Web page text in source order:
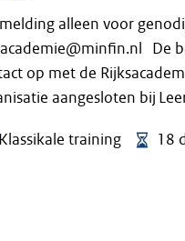
alleen voor
De
op met de
aangesloten bij
Klassikale training 18